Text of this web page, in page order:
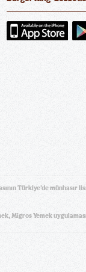
Türkiye’de münhasır
Migros Yemek